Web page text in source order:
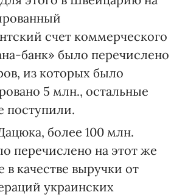
счет коммерческого
банк» было перечислено
из которых было
5 млн., остальные
поступили.
более 100 млн.
перечислено на этот же
в качестве выручки от
украинских